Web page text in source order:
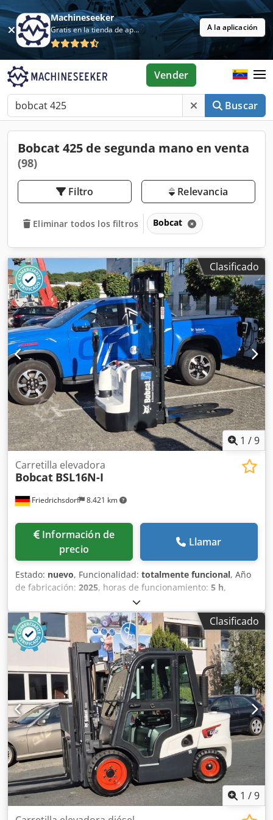
Machineseeker
Gratis en la tienda de aplicaciones A la aplicación
Buscar
Vender
Bobcat 425 de segunda mano en venta
(98)
Filtro Relevancia
Eliminar todos los filtros Bobcat
Clasificado
1 /9
Friedrichsdorf 8.421 km
Carretilla elevadora
Bobcat BSL16N-I
Información de
precio
Llamar
Estado: nuevo, Funcionalidad: totalmente funcional, Año
de fabricación: 2025, horas de funcionamiento: 5 h,
1.600 kg, altura de elevación:
mm, ascensor libre:1.520 mm, tipo de combustible:
eléctrico
, tipo de mástil:triple, altura de construcción:
2.108 mm, longitud de la horquilla:1.150 mm, peso en
vacío:
1.340 kg, longitud total:1.964 mm, tipo de
accionamiento:Elektro, ancho de construcción:820 mm,
Transpaleta Centro de carga: 600 Ancho de la horquilla:
560 mm Tipo de mástil: Triplex Condición: Nuevo Estado
técnico: Nuevo Tipo de neumáticos delanteros: poliuretano
Estado de los neumáticos delanteros: 80 - 100% Tipo de
neumáticos traseros: poliuretano Estado de los neumáticos
traseros: 80 - 100% Voltaje de la batería: 24 V Batería Ah:
150 Ah Tipo de batería: iones de litio Año de fabricación de
la batería: 2025 Estado de la batería: 80 - 100% Carrera
inicial, carrera libre completa, certificado CE, Dcsdpfx Aijwi
Acgo Rjk Batería de iones de litio que no requiere
mantenimiento.
Clasificado
1 /9